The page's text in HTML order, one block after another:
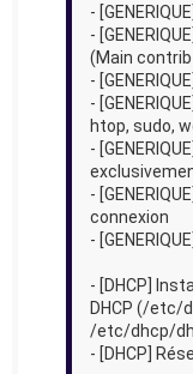
-
-
(Main
-
-
htop, sudo,
-
-
connexion
-
- [DHCP]
DHCP (/etc/
/etc/dhcp/
- [DHCP]